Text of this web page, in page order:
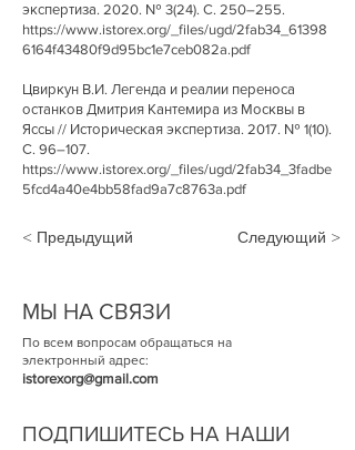
экспертиза. 2020. № 3(24). С. 250–255.
https://www.istorex.org/_files/ugd/2fab34_61398
6164f43480f9d95bc1e7ceb082a.pdf
Цвиркун В.И. Легенда и реалии переноса
останков Дмитрия Кантемира из Москвы в
Яссы // Историческая экспертиза. 2017. № 1(10).
С. 96–107.
https://www.istorex.org/_files/ugd/2fab34_3fadbe
5fcd4a40e4bb58fad9a7c8763a.pdf
< Предыдущий Следующий >
МЫ НА СВЯЗИ
По всем вопросам обращаться на
электронный адрес:
istorexorg@gmail.com
ПОДПИШИТЕСЬ НА НАШИ